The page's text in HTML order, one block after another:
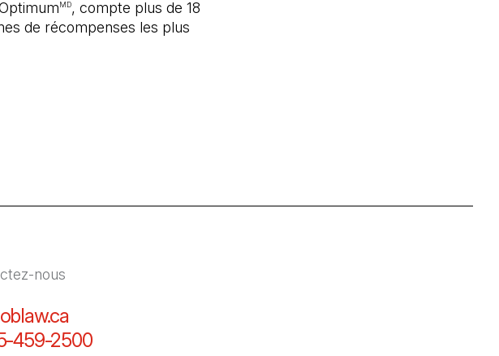
MD, compte plus de 18
de récompenses les plus
nous
459-2500(Il s'ouvre dans un nouvel onglet)